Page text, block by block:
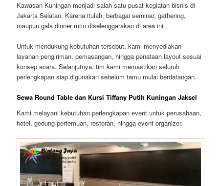
Kawasan Kuningan menjadi salah satu pusat kegiatan bisnis di
Jakarta Selatan. Karena itulah, berbagai seminar, gathering,
maupun gala dinner rutin diselenggarakan di area ini.
Untuk mendukung kebutuhan tersebut, kami menyediakan
layanan pengiriman, pemasangan, hingga penataan layout sesuai
konsep acara. Selanjutnya, tim kami memastikan seluruh
perlengkapan siap digunakan sebelum tamu mulai berdatangan.
Sewa Round Table dan Kursi Tiffany Putih Kuningan Jaksel
Kami melayani kebutuhan perlengkapan event untuk perusahaan,
hotel, gedung pertemuan, restoran, hingga event organizer.